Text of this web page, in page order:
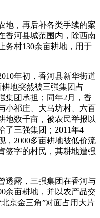
，再后补各类手续的案
香河县城范围内，除西南
务村130余亩耕地，用于
年初，香河县新华街道
地突然被三强集团占
集团承担；同年2月，香
小祁庄、大马坊村、六百
地数千亩，被农民举报以
了三强集团；2011年4
，2000多亩耕地被低价流
签字的村民，其耕地遭强
露，三强集团在香河与
余亩耕地，并以农产品交
京金三角”对面占用大片